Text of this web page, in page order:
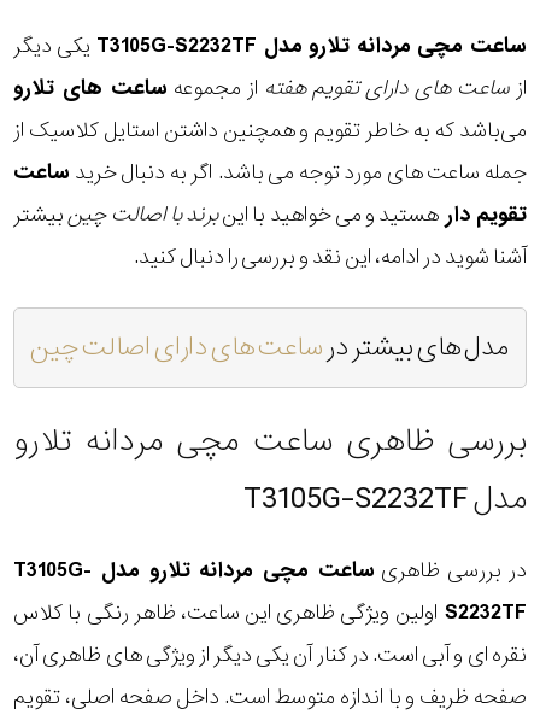
ساعت مچی مردانه تلارو مدل T3105G-S2232TF
یکی دیگر
ازساعت های دارای تقویم هفته از مجموعه ساعت های تلارو
می‌باشد که به خاطر تقویم و همچنین داشتن استایل کلاسیک از
جمله ساعت های مورد توجه می باشد. اگر به دنبال خرید ساعت
تقویم دار هستید و می خواهید با اینبرند با اصالت چینبیشتر
آشنا شوید در ادامه، این نقد و بررسی را دنبال کنید.
مدل های بیشتر درساعت های دارای اصالت چین
بررسی ظاهری ساعت مچی مردانه تلارو
مدل T3105G-S2232TF
در بررسی ظاهری
ساعت مچی مردانه تلارو مدل T3105G-
S2232TF اولین ویژگی ظاهری این ساعت، ظاهر رنگی با کلاس
نقره ای و آبی است. در کنار آن یکی دیگر از ویژگی های ظاهری آن،
صفحه ظریف و با اندازه متوسط است. داخل صفحه اصلی، تقویم